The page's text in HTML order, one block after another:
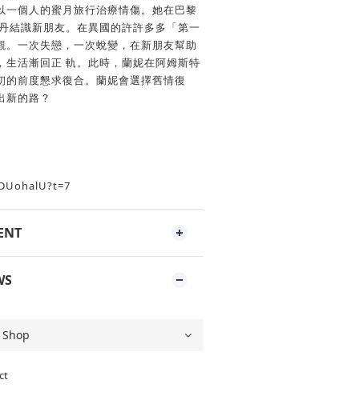
一個人的蜜月旅行治療情傷。她在巴黎
結識新朋友。在異國的許許多多「第一
。一次失戀，一次蛻變，在新朋友幫助
生活漸回正 軌。此時，蘭妮在阿姆斯特
的前度懇求復合。蘭妮會選擇舊情復
新的路？